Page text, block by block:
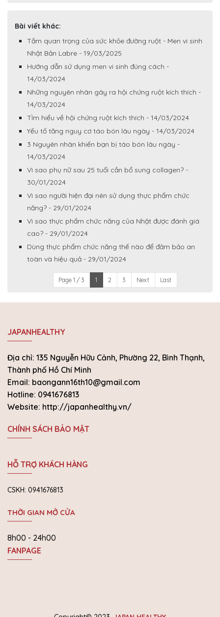
Bài viết khác:
Tầm quan trọng của sức khỏe đường ruột - Men vi sinh
Nhật Bản Labre - 19/03/2025
Hướng dẫn sử dụng men vi sinh đúng cách -
14/03/2024
Những nguyên nhân gây ra hội chứng ruột kích thích -
14/03/2024
TÌm hiểu về hội chứng ruột kích thích - 14/03/2024
Yếu tố tăng nguy cơ táo bón lâu ngày - 14/03/2024
3 Nguyên nhân khiến bạn bị táo bón lâu ngày -
14/03/2024
Vì sao phụ nữ sau 25 tuổi cần bổ sung collagen? -
30/01/2024
Vì sao người hiện đại nên sử dụng thực phẩm chức
năng? - 29/01/2024
Vì sao thực phẩm chức năng của Nhật được đánh giá
cao? - 29/01/2024
Dùng thực phẩm chức năng thế nào để đảm bảo an
toàn và hiệu quả - 29/01/2024
Page 1 / 3 1 2 3 Next Last
JAPANHEALTHY
Địa chỉ: 135 Nguyễn Hữu Cảnh, Phường 22, Bình Thạnh,
Thành phố Hồ Chí Minh
Email: baongann16th10@gmail.com
Hotline: 0941676813
Website: http://japanhealthy.vn/
CHÍNH SÁCH BẢO MẬT
HỖ TRỢ KHÁCH HÀNG
CSKH: 0941676813
THỜI GIAN MỞ CỬA
8h00 - 24h00
FANPAGE